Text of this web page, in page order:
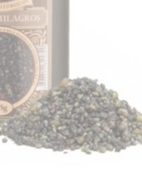
8º anselm grun
santo agostinho
10º verena kast